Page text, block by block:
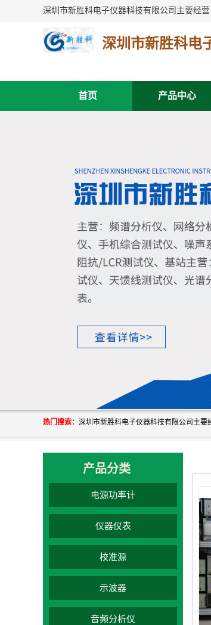
深圳市新胜科电
首页 产品中心
热门搜索：
产品分类
电源功率计
仪器仪表
校准源
示波器
音频分析仪